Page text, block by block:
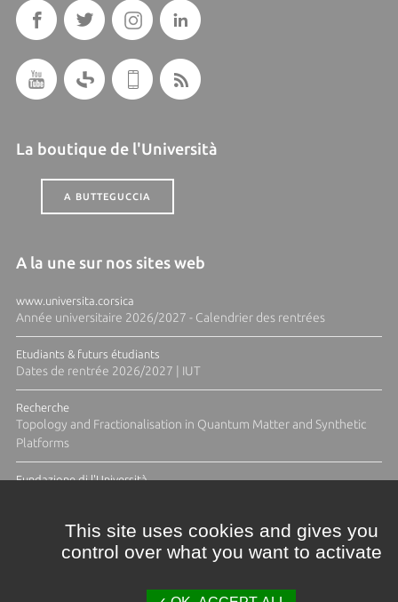
La boutique de l'Università
A BUTTEGUCCIA
A la une sur nos sites web
www.universita.corsica
Année universitaire 2026/2027 - Calendrier des rentrées
Etudiants & futurs étudiants
Dates de rentrée 2026/2027 | IUT
Recherche
Topology and Fractionalisation in Quantum Matter and Synthetic
Platforms
Fundazione di l'Università
This site uses cookies and gives you
control over what you want to activate